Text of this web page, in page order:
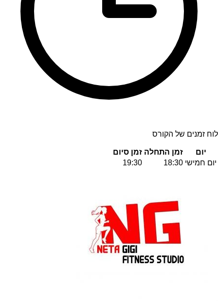
לוח זמנים של הקורס
יום זמן התחלה זמן סיום
יום חמישי 18:30
19:30